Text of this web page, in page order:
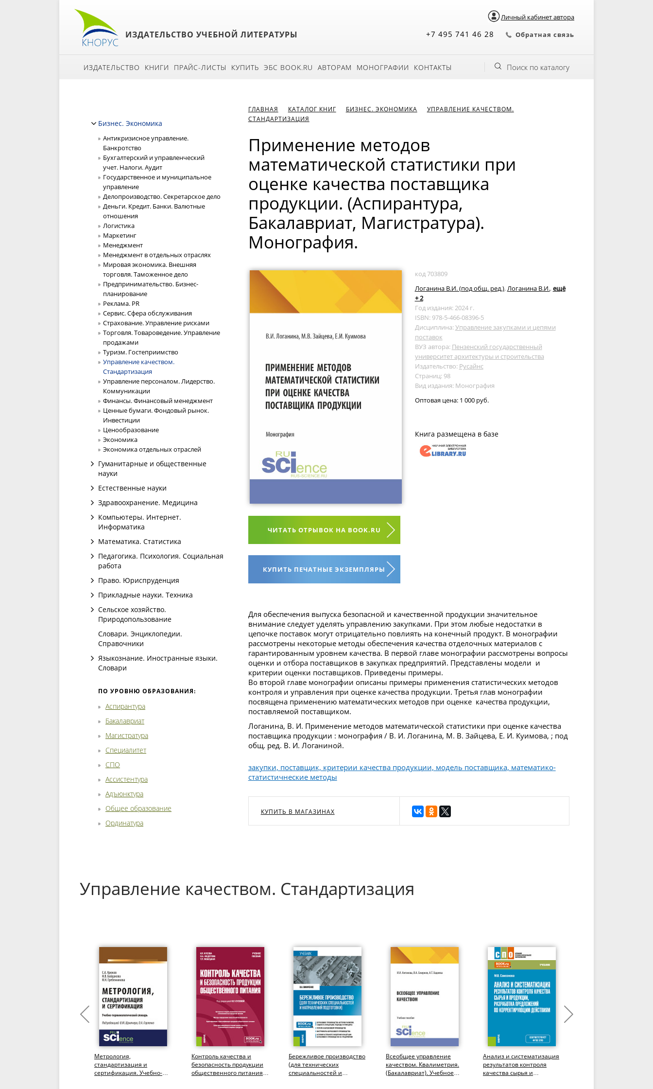
Личный кабинет автора
ИЗДАТЕЛЬСТВО УЧЕБНОЙ ЛИТЕРАТУРЫ +7 495 741 46 28 Обратная связь
ИЗДАТЕЛЬСТВО КНИГИ ПРАЙС-ЛИСТЫ КУПИТЬ ЭБС BOOK.RU АВТОРАМ МОНОГРАФИИ КОНТАКТЫ Поиск по каталогу
Бизнес. Экономика
Антикризисное управление.
Банкротство
Бухгалтерский и управленческий
учет. Налоги. Аудит
Государственное и муниципальное
управление
Делопроизводство. Секретарское дело
Деньги. Кредит. Банки. Валютные
отношения
Логистика
Маркетинг
Менеджмент
Менеджмент в отдельных отраслях
Мировая экономика. Внешняя
торговля. Таможенное дело
Предпринимательство. Бизнес-
планирование
Реклама. PR
Сервис. Сфера обслуживания
Страхование. Управление рисками
Торговля. Товароведение. Управление
продажами
Туризм. Гостеприимство
Управление качеством.
Стандартизация
Управление персоналом. Лидерство.
Коммуникации
Финансы. Финансовый менеджмент
Ценные бумаги. Фондовый рынок.
Инвестиции
Ценообразование
Экономика
Экономика отдельных отраслей
Гуманитарные и общественные
науки
Естественные науки
Здравоохранение. Медицина
Компьютеры. Интернет.
Информатика
Математика. Статистика
Педагогика. Психология. Социальная
работа
Право. Юриспруденция
Прикладные науки. Техника
Сельское хозяйство.
Природопользование
Словари. Энциклопедии.
Справочники
Языкознание. Иностранные языки.
Словари
ПО УРОВНЮ ОБРАЗОВАНИЯ:
Аспирантура
Бакалавриат
Магистратура
Специалитет
СПО
Ассистентура
Адъюнктура
Общее образование
Ординатура
ГЛАВНАЯ КАТАЛОГ КНИГ БИЗНЕС. ЭКОНОМИКА
УПРАВЛЕНИЕ КАЧЕСТВОМ.
СТАНДАРТИЗАЦИЯ
Применение методов
математической статистики при
оценке качества поставщика
продукции. (Аспирантура,
Бакалавриат, Магистратура).
Монография.
ЧИТАТЬ ОТРЫВОК НА BOOK.RU
КУПИТЬ ПЕЧАТНЫЕ ЭКЗЕМПЛЯРЫ
код 703809
Логанина В.И. (под общ. ред.), Логанина В.И., ещё
+ 2
Год издания: 2024 г.
ISBN: 978-5-466-08396-5
Дисциплина:Управление закупками и цепями
поставок
ВУЗ автора: Пензенский государственный
университет архитектуры и строительства
Издательство: Русайнс
Страниц: 98
Вид издания: Монография
Оптовая цена: 1 000 руб.
Книга размещена в базе
Для обеспечения выпуска безопасной и качественной продукции значительное
внимание следует уделять управлению закупками. При этом любые недостатки в
цепочке поставок могут отрицательно повлиять на конечный продукт. В монографии
рассмотрены некоторые методы обеспечения качества отделочных материалов с
гарантированным уровнем качества. В первой главе монографии рассмотрены вопросы
оценки и отбора поставщиков в закупках предприятий. Представлены модели и
критерии оценки поставщиков. Приведены примеры.
Во второй главе монографии описаны примеры применения статистических методов
контроля и управления при оценке качества продукции. Третья глав монографии
посвящена применению математических методов при оценке качества продукции,
поставляемой поставщиком.
Логанина, В. И. Применение методов математической статистики при оценке качества
поставщика продукции : монография / В. И. Логанина, М. В. Зайцева, Е. И. Куимова, ; под
общ. ред. В. И. Логаниной.
закупки, поставщик, критерии качества продукции, модель поставщика, математико-
статистичнеские методы
КУПИТЬ В МАГАЗИНАХ
Управление качеством. Стандартизация
Метрология,
стандартизация и
сертификация. Учебно-
Контроль качества и
безопасность продукции
общественного питания.
Бережливое производство
(для технических
специальностей и
Всеобщее управление
качеством. Квалиметрия.
(Бакалавриат). Учебное
Анализ и систематизация
результатов контроля
качества сырья и